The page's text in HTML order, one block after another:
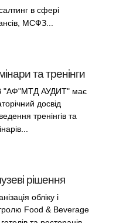
в сфері
МСФЗ...
та тренінги
"АФ"МТД АУДИТ" має
досвід
тренінгів та
рішення
обліку і
Food & Beverage